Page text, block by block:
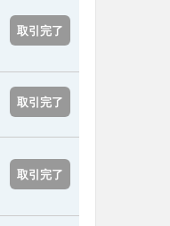
取引完了
取引完了
取引完了